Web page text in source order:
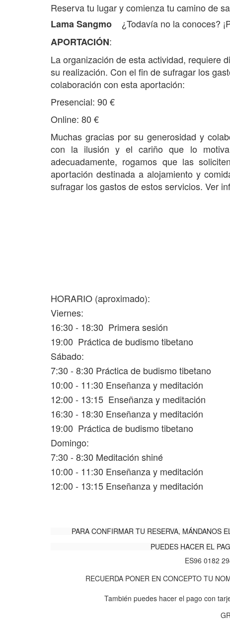
Reserva tu lugar y comienza tu camino de
Lama Sangmo ¿Todavía no la conoces?
APORTACIÓN:
La organización de esta actividad, requiere
su realización. Con el fin de sufragar los
colaboración con esta aportación:
Presencial: 90 €
Online: 80 €
Muchas gracias por su generosidad y
con la ilusión y el cariño que lo
adecuadamente, rogamos que las
aportación destinada a alojamiento y
sufragar los gastos de estos servicios. Ver
HORARIO (aproximado):
Viernes:
16:30 - 18:30 Primera sesión
19:00 Práctica de budismo tibetano
Sábado:
7:30 - 8:30 Práctica de budismo tibetano
10:00 - 11:30 Enseñanza y meditación
12:00 - 13:15 Enseñanza y meditación
16:30 - 18:30 Enseñanza y meditación
19:00 Práctica de budismo tibetano
Domingo:
7:30 - 8:30 Meditación shiné
10:00 - 11:30 Enseñanza y meditación
12:00 - 13:15 Enseñanza y meditación
PARA CONFIRMAR TU RESERVA, MÁNDANOS
PUEDES HACER EL
ES96 0182
RECUERDA PONER EN CONCEPTO TU
También puedes hacer el pago con